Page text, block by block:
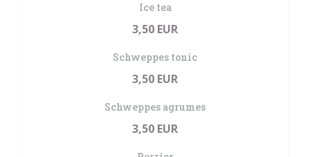
Ice tea
3,50 EUR
Schweppes tonic
3,50 EUR
Schweppes agrumes
3,50 EUR